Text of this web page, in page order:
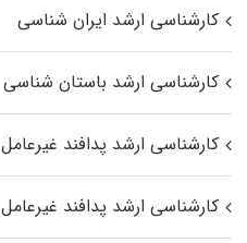
کارشناسی ارشد ایران شناسی
کارشناسی ارشد باستان شناسی
کارشناسی ارشد پدافند غیرعامل
کارشناسی ارشد پدافند غیرعامل ۲